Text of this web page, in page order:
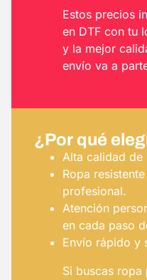
Estos precios
en DTF con tu
y la mejor
envío va a
¿Por qué
Alta calidad de
Ropa
profesional.
Atención
en cada paso
Envío rápido y
Si buscas ropa